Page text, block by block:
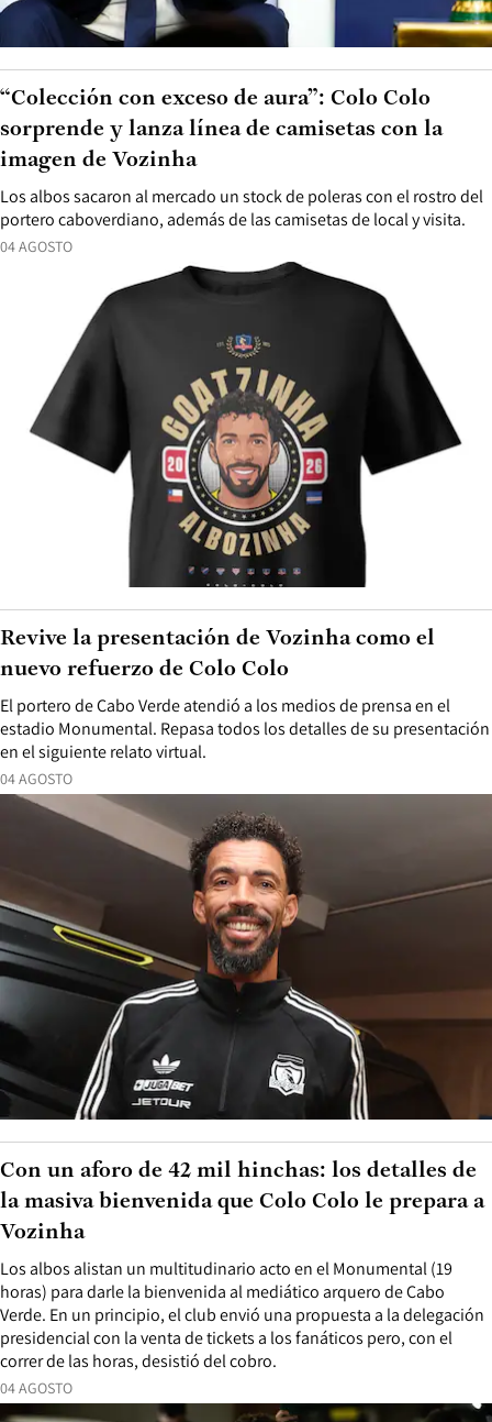
04 AGOSTO
Los albos sacaron al mercado un stock de poleras con el rostro del
portero caboverdiano, además de las camisetas de local y visita.
“Colección con exceso de aura”: Colo Colo
sorprende y lanza línea de camisetas con la
imagen de Vozinha
04 AGOSTO
El portero de Cabo Verde atendió a los medios de prensa en el
estadio Monumental. Repasa todos los detalles de su presentación
en el siguiente relato virtual.
Revive la presentación de Vozinha como el
nuevo refuerzo de Colo Colo
04 AGOSTO
Los albos alistan un multitudinario acto en el Monumental (19
horas) para darle la bienvenida al mediático arquero de Cabo
Verde. En un principio, el club envió una propuesta a la delegación
presidencial con la venta de tickets a los fanáticos pero, con el
correr de las horas, desistió del cobro.
Con un aforo de 42 mil hinchas: los detalles de
la masiva bienvenida que Colo Colo le prepara a
Vozinha